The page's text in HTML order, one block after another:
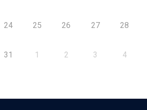
24 25 26 27 28
31 1 2 3 4